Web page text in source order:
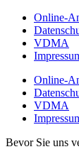
Online-
VDMA
Online-
VDMA
Bevor Sie uns